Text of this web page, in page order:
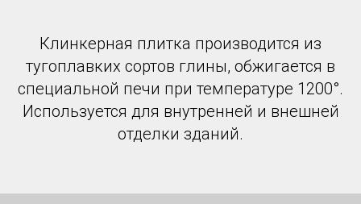
Клинкерная плитка производится из
тугоплавких сортов глины, обжигается в
специальной печи при температуре 1200°.
Используется для внутренней и внешней
отделки зданий.